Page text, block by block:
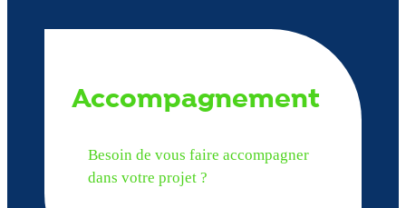
Accompagnement
Besoin de vous faire accompagner
dans votre projet ?